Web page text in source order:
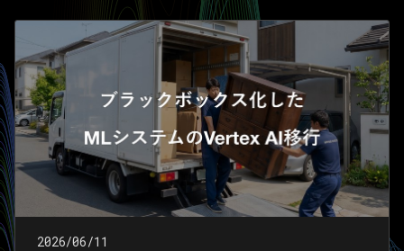
2026/06/11